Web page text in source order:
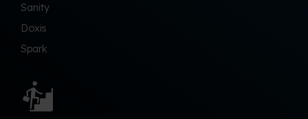
Sanity
Doxis
Spark